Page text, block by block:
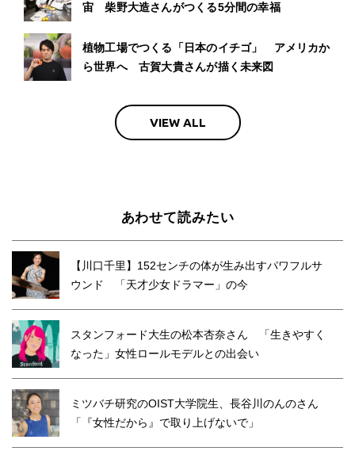
宙 柴野大造さんがつくる5分間の幸福
植物工場でつくる「日本のイチゴ」 アメリカか
ら世界へ 古賀大貴さんが描く未来図
VIEW ALL
あわせて読みたい
【川口千里】152センチの体が生み出すパワフルサ
ウンド 「天才少女ドラマー」の今
スタンフォード大生の松本杏奈さん 「生きやすく
なった」女性ロールモデルとの出会い
ミツバチ研究のOIST大学院生、長谷川のんのさん
「『女性だから』で取り上げないで」